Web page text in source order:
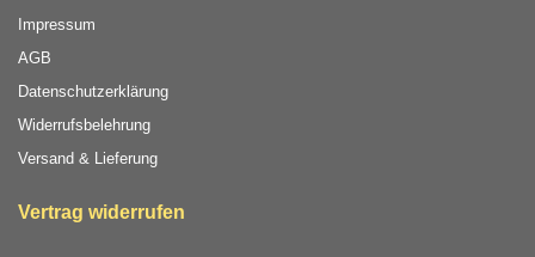
Impressum
AGB
Datenschutzerklärung
Widerrufsbelehrung
Versand & Lieferung
Vertrag widerrufen